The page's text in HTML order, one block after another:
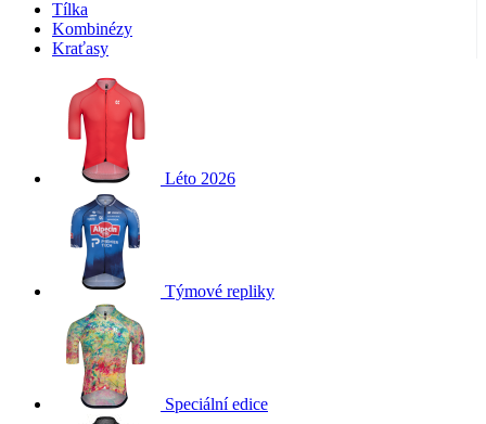
Tílka
Kombinézy
Kraťasy
Léto 2026
Týmové repliky
Speciální edice